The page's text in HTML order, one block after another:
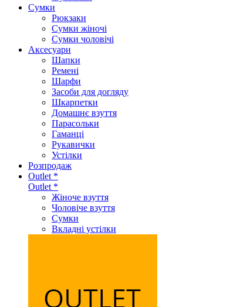
Сумки
Рюкзаки
Сумки жіночі
Сумки чоловічі
Аксеcуари
Шапки
Ремені
Шарфи
Засоби для догляду
Шкарпетки
Домашнє взуття
Парасольки
Гаманці
Рукавички
Устілки
Розпродаж
Outlet *
Outlet *
Жіноче взуття
Чоловіче взуття
Сумки
Вкладні устілки